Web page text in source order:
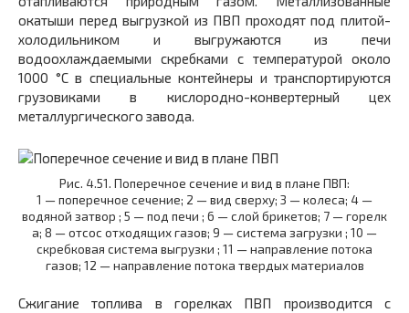
окатыши перед выгрузкой из ПВП проходят под плитой-
холодильником и выгружаются из печи
водоохлаждаемыми скребками с температурой около
1000 °С в специальные контейнеры и транспортируются
грузовиками в кислородно-конвертерный цех
металлургического завода.
Рис. 4.51. Поперечное сечение и вид в плане ПВП:
1 — поперечное сечение; 2 — вид сверху; 3 — колеса; 4 —
водяной затвор ; 5 — под печи ; 6 — слой брикетов; 7 — горелк
а; 8 — отсос отходящих газов; 9 — система загрузки ; 10 —
скребковая система выгрузки ; 11 — направление потока
газов; 12 — направление потока твердых материалов
Сжигание топлива в горелках ПВП производится с